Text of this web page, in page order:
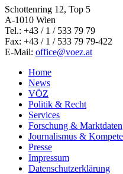
Schottenring 12, Top 5
A-1010 Wien
Tel.: +43 / 1 / 533 79 79
Fax: +43 / 1 / 533 79 79-422
E-Mail: office@voez.at
Home
News
VÖZ
Politik & Recht
Services
Forschung & Marktdaten
Journalismus &
Presse
Impressum
Datenschutzerklärung